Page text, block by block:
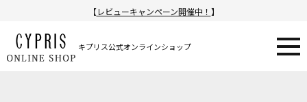
【レビューキャンペーン開催中！ 】
キプリス公式オンラインショップ